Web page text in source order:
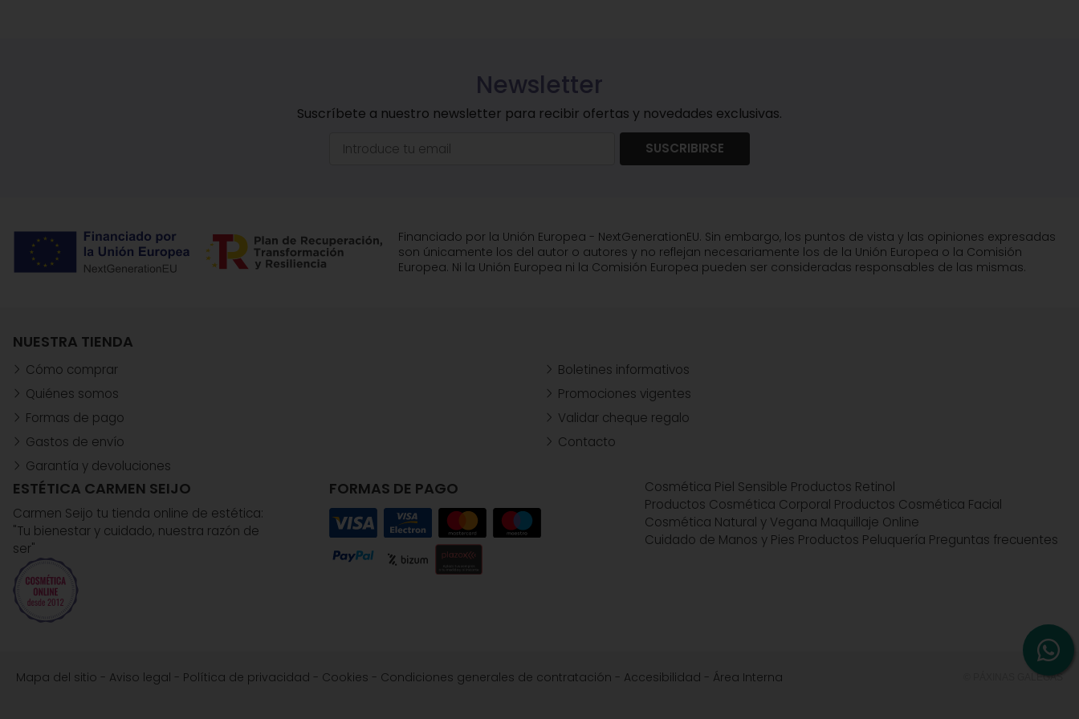
Newsletter
Suscríbete a nuestro newsletter para recibir ofertas y novedades exclusivas.
SUSCRIBIRSE
Financiado por la Unión Europea - NextGenerationEU. Sin embargo, los puntos de vista y las opiniones expresadas
son únicamente los del autor o autores y no reflejan necesariamente los de la Unión Europea o la Comisión
Europea. Ni la Unión Europea ni la Comisión Europea pueden ser consideradas responsables de las mismas.
ESTÉTICA CARMEN SEIJO
Carmen Seijo tu tienda online de estética:
"Tu bienestar y cuidado, nuestra razón de
ser"
FORMAS DE PAGO
NUESTRA TIENDA
Cómo comprar
Quiénes somos
Formas de pago
Gastos de envío
Garantía y devoluciones
Boletines informativos
Promociones vigentes
Validar cheque regalo
Contacto
Cosmética Piel Sensible Productos Retinol
Productos Cosmética Corporal Productos Cosmética Facial
Cosmética Natural y Vegana Maquillaje Online
Cuidado de Manos y Pies Productos Peluquería Preguntas frecuentes
Mapa del sitio - Aviso legal - Política de privacidad - Cookies - Condiciones generales de contratación - Accesibilidad - Área Interna © PÁXINAS GALEGAS